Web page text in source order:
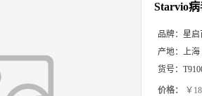
Starvio
品牌： 星启
产地： 上海
货号：
价格： ￥